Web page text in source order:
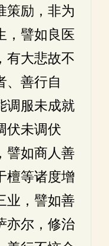
策励，非为
，譬如良医
有大悲故不
、善行自
调服未成就
伏未调伏
譬如商人善
檀等诸度增
业，譬如善
亦尔，修治